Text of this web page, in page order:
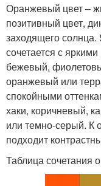
Оранжевый цвет –
позитивный цвет,
заходящего
сочетается с
бежевый,
оранжевый или
спокойными
хаки, коричневый,
или темно-серый. К
подходит
Таблица сочетания